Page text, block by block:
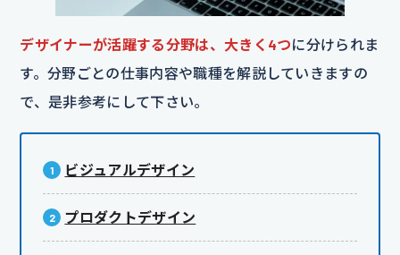
デザイナーが活躍する分野は、大きく4つに分けられま
す。分野ごとの仕事内容や職種を解説していきますの
で、是非参考にして下さい。
ビジュアルデザイン
プロダクトデザイン